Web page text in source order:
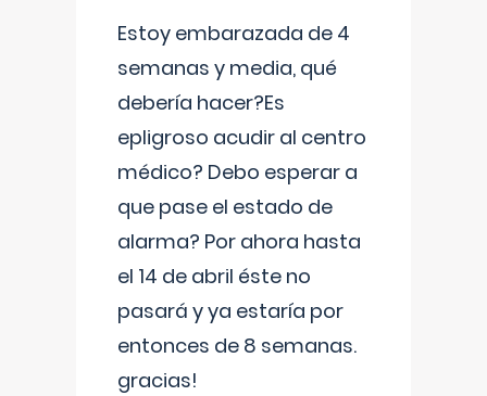
Estoy embarazada de 4
semanas y media, qué
debería hacer?Es
epligroso acudir al centro
médico? Debo esperar a
que pase el estado de
alarma? Por ahora hasta
el 14 de abril éste no
pasará y ya estaría por
entonces de 8 semanas.
gracias!